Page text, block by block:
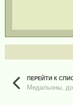
ПЕРЕЙТИ К